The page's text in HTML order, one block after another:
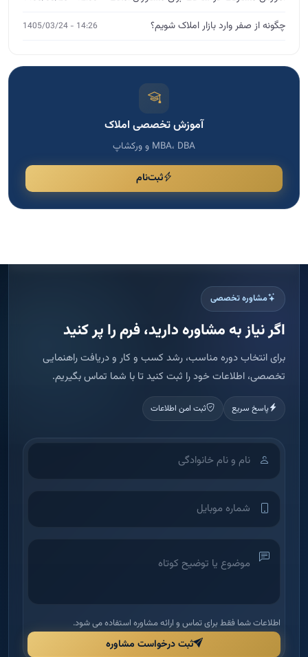
چگونه از صفر وارد بازار املاک شویم؟ 14:26 - 1405/03/24
آموزش تخصصی املاک
MBA، DBA و ورکشاپ
ثبت‌نام
مشاوره تخصصی
اگر نیاز به مشاوره دارید، فرم را پر کنید
برای انتخاب دوره مناسب، رشد کسب و کار و دریافت راهنمایی
تخصصی، اطلاعات خود را ثبت کنید تا با شما تماس بگیریم.
پاسخ سریع ثبت امن اطلاعات
اطلاعات شما فقط برای تماس و ارائه مشاوره استفاده می شود.
ثبت درخواست مشاوره